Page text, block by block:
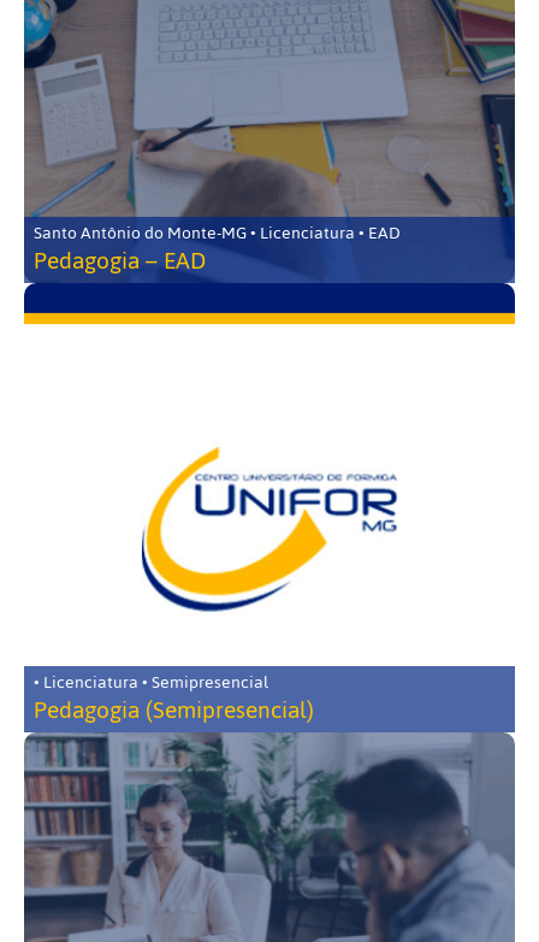
Santo Antônio do Monte-MG • Licenciatura • EAD
Pedagogia – EAD
• Licenciatura • Semipresencial
Pedagogia (Semipresencial)